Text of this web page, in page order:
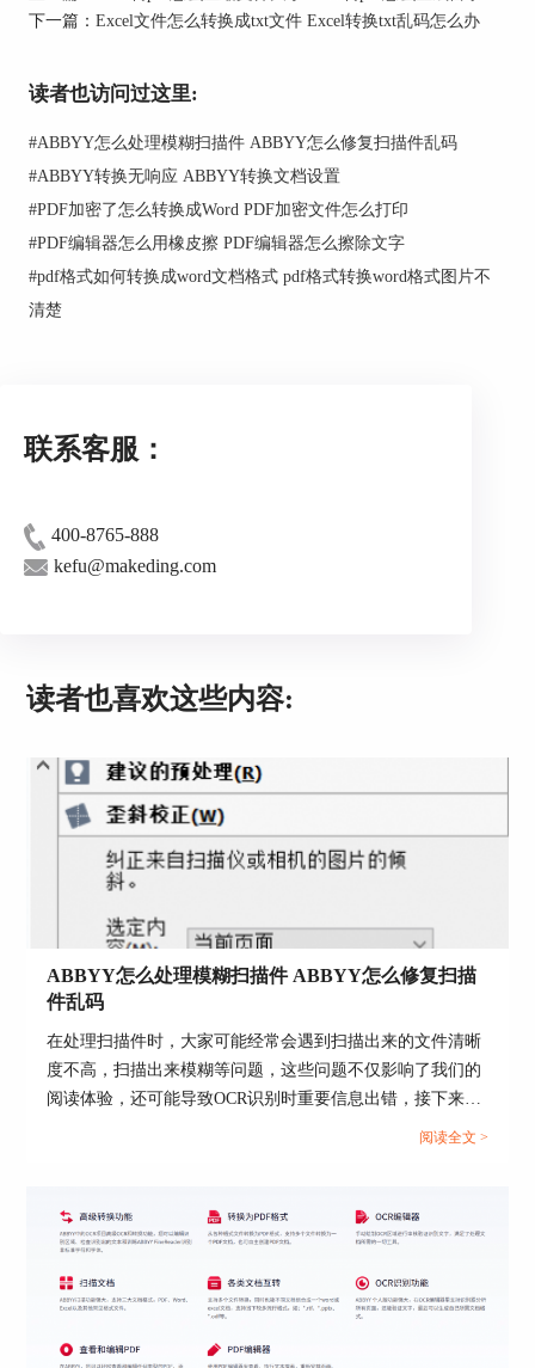
3.将图片导入至ABBYY FineReader PDF软件
后，进入ocr编辑器界面，我们可以点击菜单栏上
方的【编辑】按钮对图片文字进行修改。
编辑处进行内容填充或删减。
另存为，可以将修改好的文档保存为页面图像、
称，选择文件保存类型，进行保存即可。
图5：文件保存
来的内容就通过ABBYY FineReader PDF为大家演
示ocr文字识别的过程。
1.首先打开软件，在主界面点击在OCR编辑器
中打开，找到需要进行识别的文件，软件支持打开
图片、pdf、xps、word等多种形式文件，在这里导
下一篇： Excel文件怎么转换成txt文件 Excel转换txt乱码怎么办
读者也访问过这里:
#ABBYY怎么处理模糊扫描件 ABBYY怎么修复扫描件乱码
#ABBYY转换无响应 ABBYY转换文档设置
#PDF加密了怎么转换成Word PDF加密文件怎么打印
#PDF编辑器怎么用橡皮擦 PDF编辑器怎么擦除文字
#pdf格式如何转换成word文档格式 pdf格式转换word格式图片不
清楚
联系客服：
400-8765-888
kefu@makeding.com
读者也喜欢这些内容:
ABBYY怎么处理模糊扫描件 ABBYY怎么修复扫描
件乱码
在处理扫描件时，大家可能经常会遇到扫描出来的文件清晰
度不高，扫描出来模糊等问题，这些问题不仅影响了我们的
阅读体验，还可能导致OCR识别时重要信息出错，接下来本
期内容就来带大家了解一下ABBYY怎么处理模糊扫描件，
阅读全文 >